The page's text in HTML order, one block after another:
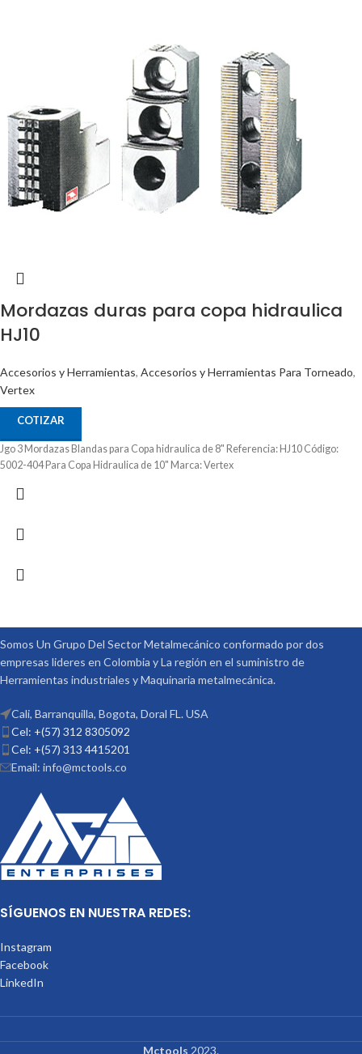
Mordazas duras para copa hidraulica
HJ10
Accesorios y Herramientas, Accesorios y Herramientas Para Torneado,
Vertex
COTIZAR
Jgo 3 Mordazas Blandas para Copa hidraulica de 8" Referencia: HJ10 Código:
5002-404 Para Copa Hidraulica de 10" Marca: Vertex
Somos Un Grupo Del Sector Metalmecánico conformado por dos
empresas lideres en Colombia y La región en el suministro de
Herramientas industriales y Maquinaria metalmecánica.
Cali, Barranquilla, Bogota, Doral FL. USA
Cel: +(57) 312 8305092
Cel: +(57) 313 4415201
Email: info@mctools.co
SÍGUENOS EN NUESTRA REDES:
Instagram
Facebook
LinkedIn
Mctools 2023.